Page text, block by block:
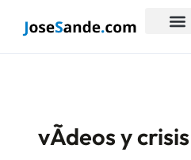
vÃ­deos y crisis